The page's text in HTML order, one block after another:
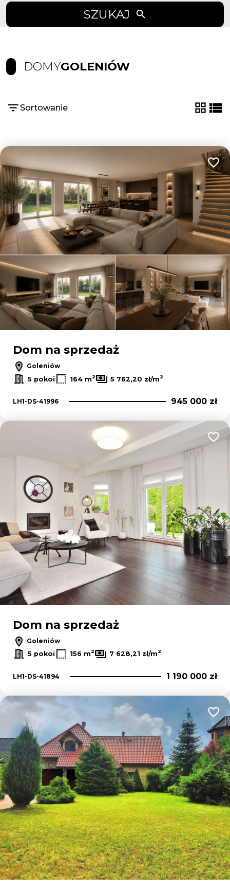
SZUKAJ
DOMYGOLENIÓW
Sortowanie
tabela
Dom na sprzedaż
Goleniów
5 pokoi
164 m2 5 762,20 zł/m2
LH1-DS-41996 945 000 zł
Dom na sprzedaż
Goleniów
5 pokoi
156 m2 7 628,21 zł/m2
LH1-DS-41894 1 190 000 zł